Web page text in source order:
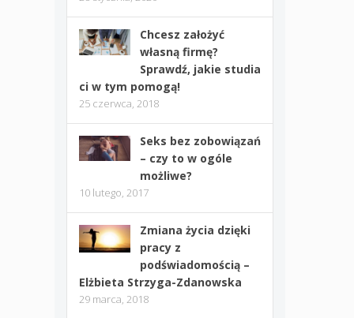
Chcesz założyć
własną firmę?
Sprawdź, jakie studia
ci w tym pomogą!
25 czerwca, 2018
Seks bez zobowiązań
– czy to w ogóle
możliwe?
10 lutego, 2017
Zmiana życia dzięki
pracy z
podświadomością –
Elżbieta Strzyga-Zdanowska
29 marca, 2018